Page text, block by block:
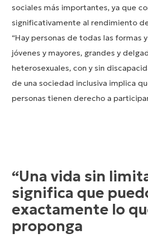
sociales más importantes, ya que
significativamente al rendimiento
“Hay personas de todas las formas
jóvenes y mayores, grandes y
heterosexuales, con y sin
de una sociedad inclusiva implica
personas tienen derecho a
“Una vida sin
significa que
exactamente lo
proponga